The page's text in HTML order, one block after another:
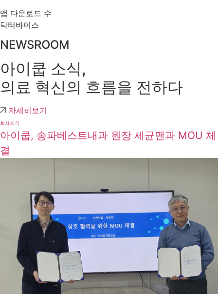
앱 다운로드 수
닥터바이스
NEWSROOM
아이쿱 소식,
의료 혁신의 흐름을 전하다
자세히보기
회사소식
아이쿱, 송파베스트내과 원장 세균맨과 MOU 체
결